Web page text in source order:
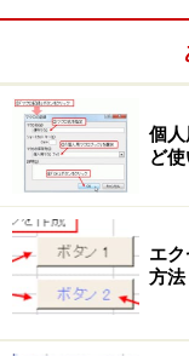
個
ど
エ
方法